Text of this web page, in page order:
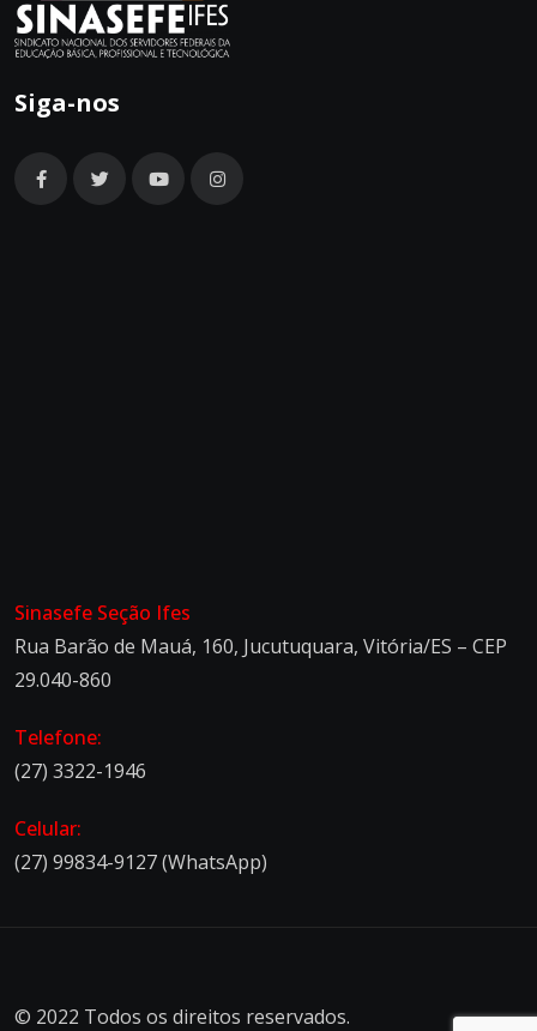
Siga-nos
Sinasefe Seção Ifes
Rua Barão de Mauá, 160, Jucutuquara, Vitória/ES – CEP
29.040-860
Telefone:
(27) 3322-1946
Celular:
(27) 99834-9127 (WhatsApp)
© 2022 Todos os direitos reservados.